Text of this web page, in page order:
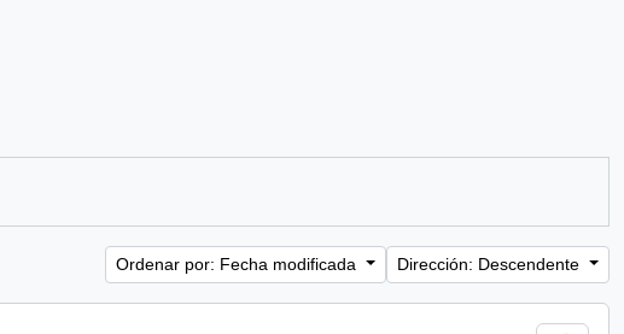
Ordenar por: Fecha modificada Dirección: Descendente